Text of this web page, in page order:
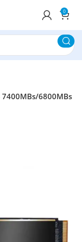
0
7400MBs/6800MBs